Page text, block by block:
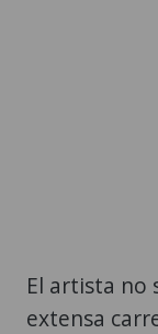
El artista no
extensa